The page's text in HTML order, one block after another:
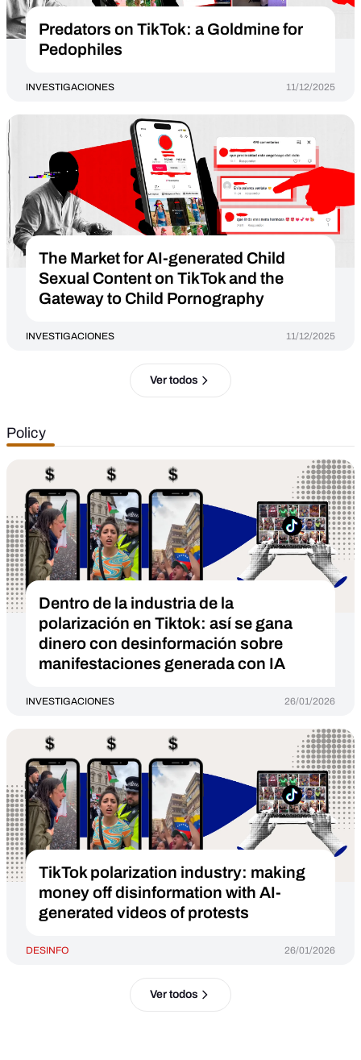
Predators on TikTok: a Goldmine for
Pedophiles
INVESTIGACIONES 11/12/2025
The Market for AI-generated Child
Sexual Content on TikTok and the
Gateway to Child Pornography
INVESTIGACIONES 11/12/2025
Ver todos
Policy
Dentro de la industria de la
polarización en Tiktok: así se gana
dinero con desinformación sobre
manifestaciones generada con IA
INVESTIGACIONES 26/01/2026
TikTok polarization industry: making
money off disinformation with AI-
generated videos of protests
DESINFO 26/01/2026
Ver todos